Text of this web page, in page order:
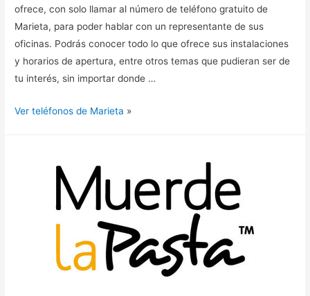
ofrece, con solo llamar al número de teléfono gratuito de
Marieta, para poder hablar con un representante de sus
oficinas. Podrás conocer todo lo que ofrece sus instalaciones
y horarios de apertura, entre otros temas que pudieran ser de
tu interés, sin importar donde …
Ver teléfonos de Marieta »